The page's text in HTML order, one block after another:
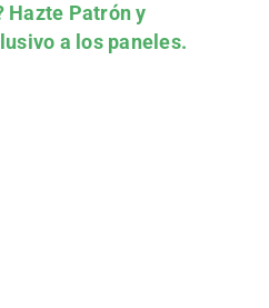
Hazte Patróny
a los paneles.